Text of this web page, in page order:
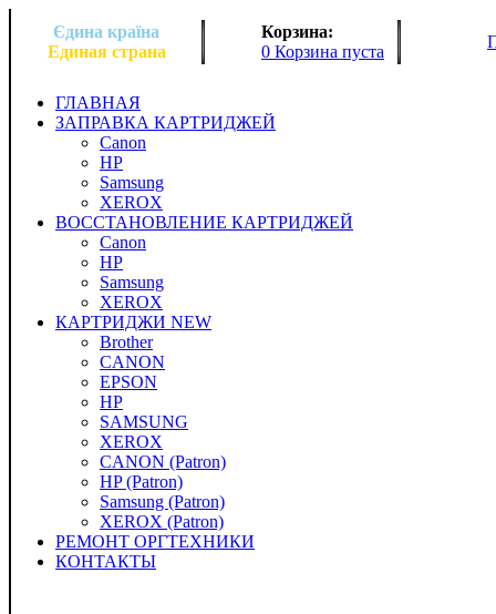
Єдина країна
Единая страна
Корзина:
0 Корзина пуста
ГЛАВНАЯ
ЗАПРАВКА КАРТРИДЖЕЙ
Canon
HP
Samsung
XEROX
ВОССТАНОВЛЕНИЕ КАРТРИДЖЕЙ
Canon
HP
Samsung
XEROX
КАРТРИДЖИ NEW
Brother
CANON
EPSON
HP
SAMSUNG
XEROX
CANON (Patron)
HP (Patron)
Samsung (Patron)
XEROX (Patron)
РЕМОНТ ОРГТЕХНИКИ
КОНТАКТЫ